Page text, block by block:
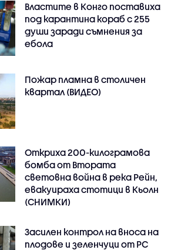
Властите в Конго поставиха
под карантина кораб с 255
души заради съмнения за
ебола
Пожар пламна в столичен
квартал (ВИДЕО)
Откриха 200-килограмова
бомба от Втората
световна война в река Рейн,
евакуираха стотици в Кьолн
(СНИМКИ)
Засилен контрол на вноса на
плодове и зеленчуци от РС